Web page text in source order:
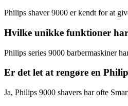
Philips shaver 9000 er kendt for at
Hvilke unikke funktioner har
Philips series 9000 barbermaskiner
Er det let at rengøre en
Ja, Philips 9000 shavers har ofte